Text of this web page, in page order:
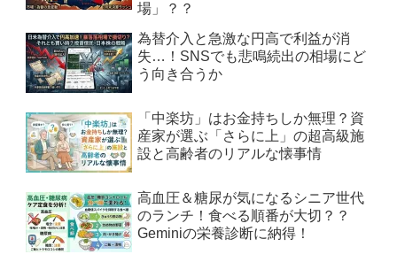
場」？？
為替介入と急激な円高で利益が消
失…！SNSでも悲鳴続出の相場にど
う向き合うか
「中楽坊」はお金持ちしか無理？資
産家が選ぶ「さらに上」の超高級施
設と高齢者のリアルな懐事情
高血圧＆糖尿が気になるシニア世代
のランチ！食べる順番が大切？？
Geminiの栄養診断に納得！